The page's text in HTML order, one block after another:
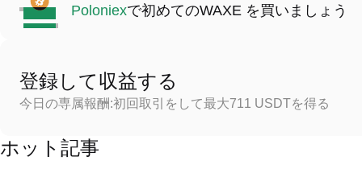
Poloniexで初めてのWAXE を買いましょう
登録して収益する
今日の専属報酬:初回取引をして最大711 USDTを得る
ホット記事